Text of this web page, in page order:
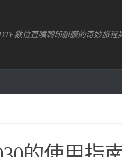
數位直噴轉印膠膜的奇妙旅程